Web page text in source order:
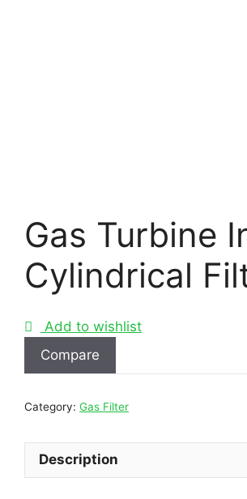
Gas Turbine
Cylindrical
Add to wishlist
Compare
Category: Gas Filter
Description